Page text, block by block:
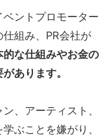
ントプロモーター
組み、PR会社が
的な仕組みやお金の
あります。
、アーティスト、
ぶことを嫌がり、